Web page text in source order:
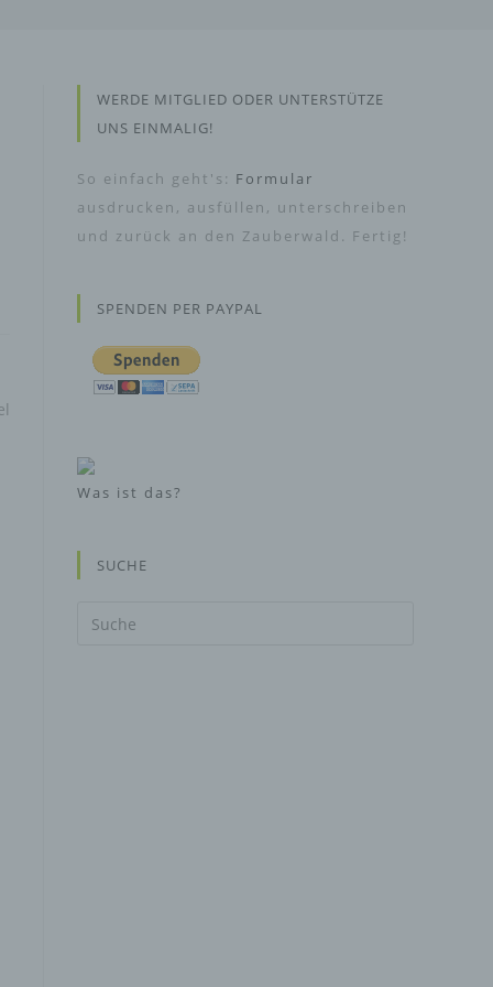
WERDE MITGLIED ODER UNTERSTÜTZE
UNS EINMALIG!
So einfach geht's: Formular
ausdrucken, ausfüllen, unterschreiben
und zurück an den Zauberwald. Fertig!
SPENDEN PER PAYPAL
Was ist das?
SUCHE
Suche